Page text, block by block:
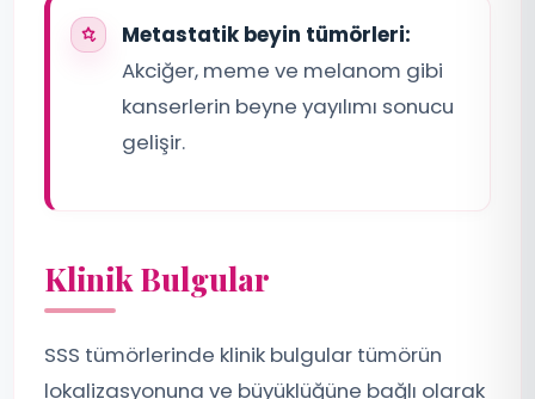
Metastatik beyin tümörleri:
Akciğer, meme ve melanom gibi
kanserlerin beyne yayılımı sonucu
gelişir.
Klinik Bulgular
SSS tümörlerinde klinik bulgular tümörün
lokalizasyonuna ve büyüklüğüne bağlı olarak